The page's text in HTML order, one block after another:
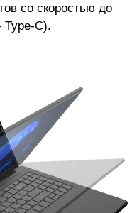
со скоростью до
Type-C).